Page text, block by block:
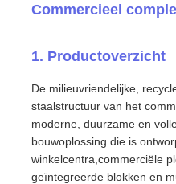
Thuis
Commercieel
1. Productoverzicht
De milieuvriendelijke,
staalstructuur van het
moderne, duurzame en
bouwoplossing die is
winkelcentra,commerciële
geïntegreerde blokken en